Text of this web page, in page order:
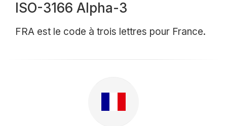
ISO-3166 Alpha-3
FRA est le code à trois lettres pour France.